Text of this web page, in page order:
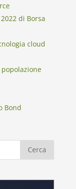
di Borsa
cloud
Bond